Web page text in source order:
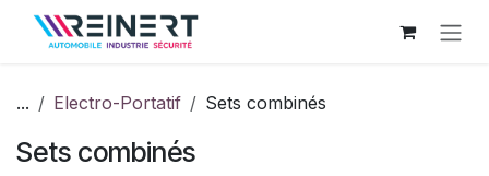
Se rendre au contenu
... Electro-Portatif Sets combinés
Sets combinés